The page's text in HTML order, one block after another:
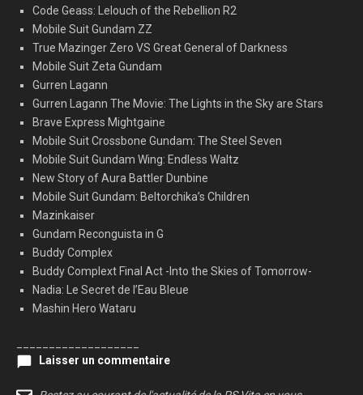
Code Geass: Lelouch of the Rebellion R2
Mobile Suit Gundam ZZ
True Mazinger Zero VS Great General of Darkness
Mobile Suit Zeta Gundam
Gurren Lagann
Gurren Lagann The Movie: The Lights in the Sky are Stars
Brave Express Mightgaine
Mobile Suit Crossbone Gundam: The Steel Seven
Mobile Suit Gundam Wing: Endless Waltz
New Story of Aura Battler Dunbine
Mobile Suit Gundam: Beltorchika’s Children
Mazinkaiser
Gundam Reconguista in G
Buddy Complex
Buddy Complext Final Act -Into the Skies of Tomorrow-
Nadia: Le Secret de l’Eau Bleue
Mashin Hero Wataru
Laisser un commentaire